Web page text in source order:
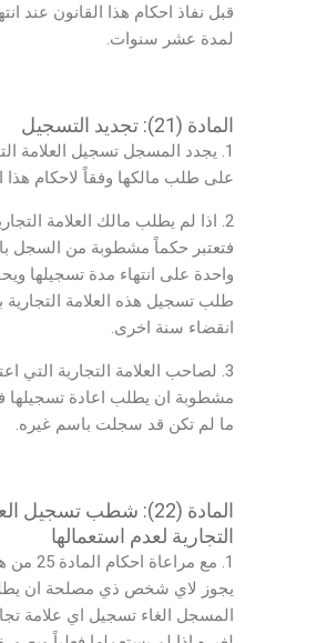
قبل نفاذ احكام هذا القانون عند
لمدة عشر سنوات.
المادة (21): تجديد التسجيل
1. يجدد المسجل تسجيل العلامة
على طلب مالكها وفقاً لاحكام هذا
2. اذا لم يطلب مالك العلامة
فتعتبر حكماً مشطوبة من السجل
واحدة على انتهاء مدة تسجيلها
طلب تسجيل هذه العلامة التجارية
انقضاء سنة اخرى.
3. لصاحب العلامة التجارية التي
مشطوبة ان يطلب اعادة
ما لم تكن قد سجلت باسم غيره.
المادة (22): شطب تسجيل
التجارية لعدم استعمالها
1. مع مراعاة
يجوز لاي شخص ذي مصلحة ان
المسجل الغاء تسجيل اي علامة